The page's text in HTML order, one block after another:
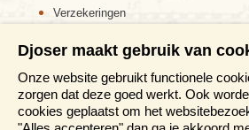
Verzekeringen
Disclaimer
Cookiebeleid
Privacy verklaring
Reis en boek met Djoser zekerheid
Djoser maakt gebruik van
Onze website gebruikt functionele
zorgen dat deze goed werkt. Ook
cookies geplaatst om het